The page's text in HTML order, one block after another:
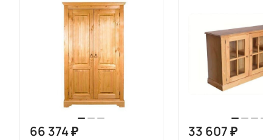
66 374 ₽ 33 607 ₽